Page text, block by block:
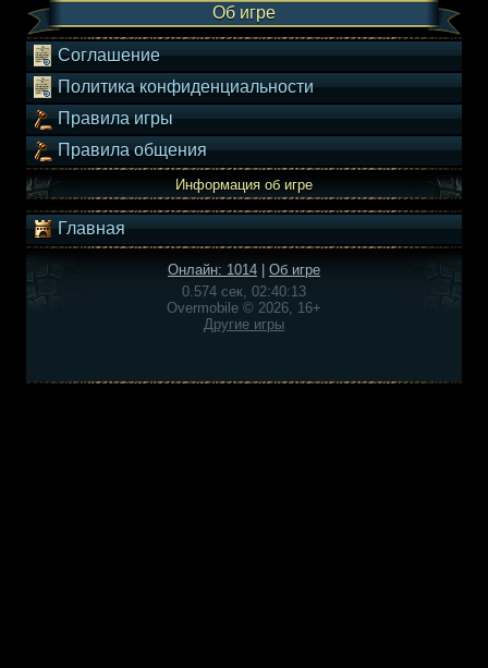
Об игре
Соглашение
Политика конфиденциальности
Правила игры
Правила общения
Информация об игре
Главная
Онлайн: 1014
Об игре
0.574 сек, 02:40:13
Overmobile © 2026, 16+
Другие игры